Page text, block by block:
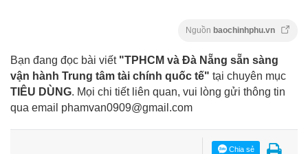
Nguồn baochinhphu.vn
Bạn đang đọc bài viết "TPHCM và Đà Nẵng sẵn sàng
vận hành Trung tâm tài chính quốc tế" tại chuyên mục
TIÊU DÙNG. Mọi chi tiết liên quan, vui lòng gửi thông tin
qua email phamvan0909@gmail.com
Chia sẻ